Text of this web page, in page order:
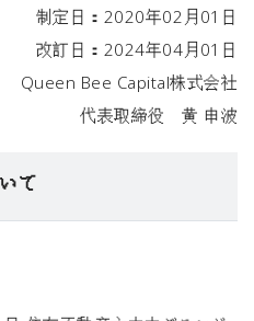
制定日：2020年02月01日
改訂日：2024年04月01日
Queen Bee Capital株式会社
代表取締役 黄 申波
て